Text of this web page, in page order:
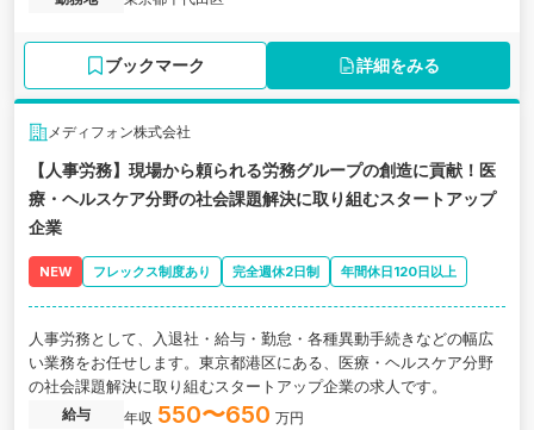
ブックマーク 詳細をみる
メディフォン株式会社
【人事労務】現場から頼られる労務グループの創造に貢献！医
療・ヘルスケア分野の社会課題解決に取り組むスタートアップ
企業
NEW フレックス制度あり 完全週休2日制 年間休日120日以上
人事労務として、入退社・給与・勤怠・各種異動手続きなどの幅広
い業務をお任せします。東京都港区にある、医療・ヘルスケア分野
の社会課題解決に取り組むスタートアップ企業の求人です。
給与 年収 550〜650 万円